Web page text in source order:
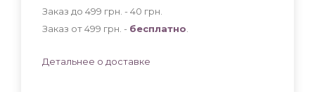
Заказ до 499 грн. - 40 грн
Заказ от 499 грн. - бесплатно
Детальнее о доставке